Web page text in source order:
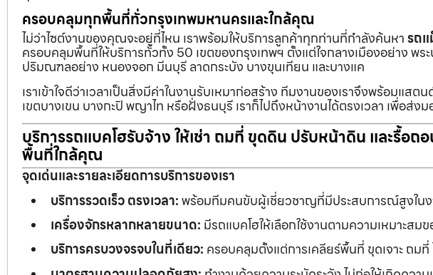
ครอบคลุมทุกพื้นที่ทั่วกรุงเทพมหานครและใกล้คุณ
ไม่ว่าไซต์งานของคุณจะอยู่ที่ไหน เราพร้อมให้บริการลูกค้าทุกท่านที่กำลังค้นหารถแ
ครอบคลุมพื้นที่ให้บริการทั่วทั้ง 50 เขตของกรุงเทพฯ ตั้งแต่ใจกลางเมืองอย่าง พ
ปริมณฑลอย่าง หนองจอก มีนบุรี ลาดกระบัง บางขุนเทียน และบางแค
เราเข้าใจดีว่าเวลาเป็นสิ่งมีค่าในงานรับเหมาก่อสร้าง ทีมงานของเราจึงพร้อมแส
เขตบางเขน บางกะปิ พญาไท หรือฝั่งธนบุรี เราก็ไปถึงหน้างานได้ตรงเวลา เพื่
บริการรถแบคโฮรับจ้าง ให้เช่า ถมที่ ขุดดิน ปรับหน้าดิน และรื้อถ
พื้นที่ใกล้คุณ
จุดเด่นและรายละเอียดการบริการของเรา
บริการรวดเร็ว ตรงเวลา:พร้อมทีมคนขับผู้เชี่ยวชาญที่มีประสบการณ์สูงใน
เครื่องจักรหลากหลายขนาด: มีรถแบคโฮให้เลือกใช้งานตามความเหมาะส
บริการครบวงจรจบในที่เดียว: ครอบคลุมตั้งแต่การเคลียร์พื้นที่ ขุดเจาะ ถม